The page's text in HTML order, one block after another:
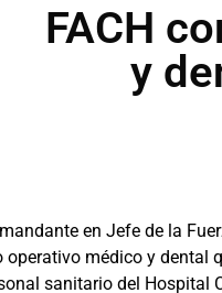
FACH
y
en Jefe de la
médico y dental
sanitario del Hospital